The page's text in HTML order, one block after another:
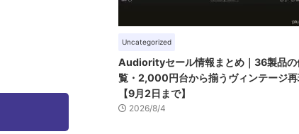
Uncategorized
Audiorityセール情報まとめ｜36製品の
覧・2,000円台から揃うヴィンテージ
【9月2日まで】
2026/8/4